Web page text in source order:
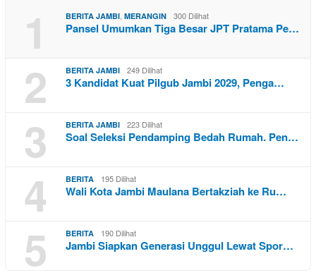
1 BERITA JAMBI, MERANGIN 300 Dilihat
Pansel Umumkan Tiga Besar JPT Pratama Pe…
2 BERITA JAMBI 249 Dilihat
3 Kandidat Kuat Pilgub Jambi 2029, Penga…
3 BERITA JAMBI 223 Dilihat
Soal Seleksi Pendamping Bedah Rumah. Pen…
4 BERITA 195 Dilihat
Wali Kota Jambi Maulana Bertakziah ke Ru…
5 BERITA 190 Dilihat
Jambi Siapkan Generasi Unggul Lewat Spor…